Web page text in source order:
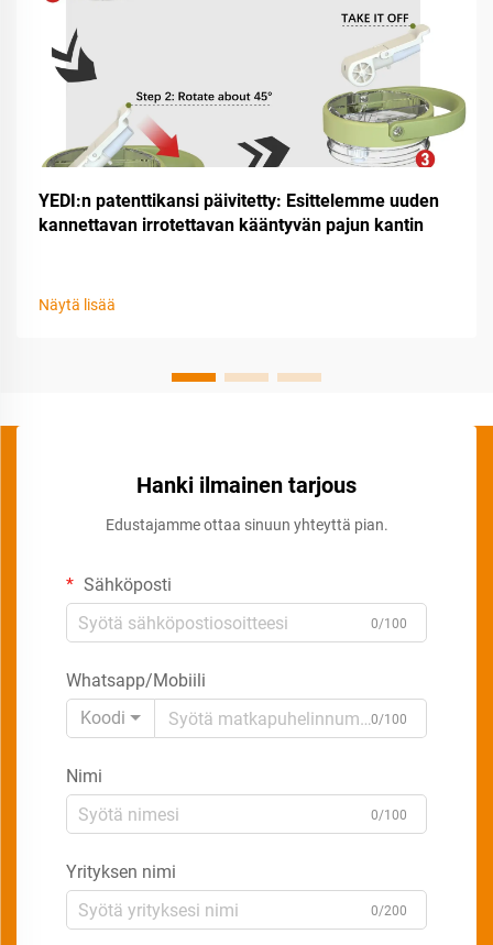
YEDI:n patenttikansi päivitetty: Esittelemme uuden
kannettavan irrotettavan kääntyvän pajun kantin
Näytä lisää
Hanki ilmainen tarjous
Edustajamme ottaa sinuun yhteyttä pian.
Sähköposti
0/100
Whatsapp/Mobiili
Koodi
0/100
Nimi
0/100
Yrityksen nimi
0/200